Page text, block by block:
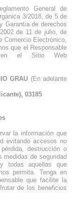
General de
3/2018, de 5 de
Garantía de derechos
de 11 de julio, de
Comercio Electrónico,
que el Responsable
en el Sitio Web
GRAU (En adelante
03185
la información que
evitando accesos no
destrucción o
medidas de seguridad
todas aquellas que
permita. Tenga en
que facilite la
de los beneficios